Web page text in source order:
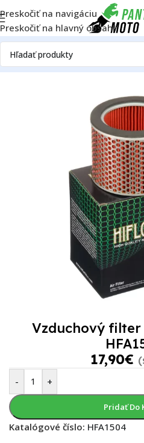
Preskočiť na navigáciu
Preskočiť na hlavný obsah
DomovOFF ROADMotorFiltre
Vzduchový filter
17,90€
- +
Pridať Do
Katalógové číslo: HFA1504